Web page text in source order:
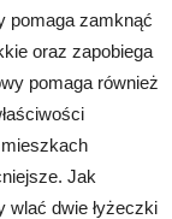
pomaga zamknąć
oraz zapobiega
pomaga również
Jak
dwie łyżeczki